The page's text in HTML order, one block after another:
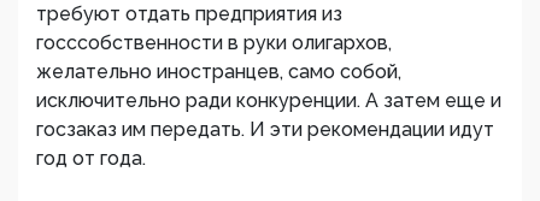
требуют отдать предприятия из
госссобственности в руки олигархов,
желательно иностранцев, само собой,
исключительно ради конкуренции. А затем еще и
госзаказ им передать. И эти рекомендации идут
год от года.